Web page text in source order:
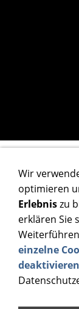
UNSERE
Team
Formulare
Rauch- /
Wir
optimieren
Erlebniszu
erklären Sie
einzelne
deaktivieren